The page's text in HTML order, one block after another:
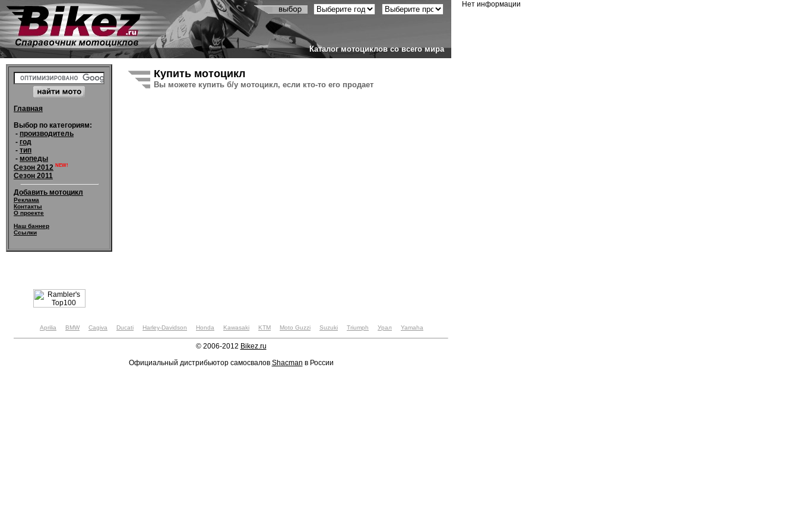
Нет информации
Каталог мотоциклов со всего мира
Главная
Выбор по категориям:
- производитель
- год
- тип
- мопеды
Сезон 2012 NEW!
Сезон 2011
Добавить мотоцикл
Реклама
Контакты
О проекте
Наш баннер
Ссылки
Купить мотоцикл
Вы можете купить б/у мотоцикл, если кто-то его продает
Aprilia BMW Cagiva Ducati Harley-Davidson Honda Kawasaki KTM Moto Guzzi Suzuki Triumph Урал Yamaha
© 2006-2012 Bikez.ru
Официальный дистрибьютор самосвалов Shacman в России